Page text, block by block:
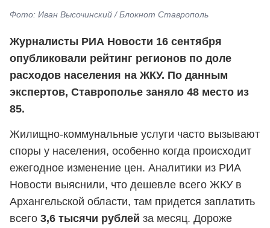
Фото: Иван Высочинский / Блокнот Ставрополь
Журналисты РИА Новости 16 сентября
опубликовали рейтинг регионов по доле
расходов населения на ЖКУ. По данным
экспертов, Ставрополье заняло 48 место из
85.
Жилищно-коммунальные услуги часто вызывают
споры у населения, особенно когда происходит
ежегодное изменение цен. Аналитики из РИА
Новости выяснили, что дешевле всего ЖКУ в
Архангельской области, там придется заплатить
всего 3,6 тысячи рублей за месяц. Дороже